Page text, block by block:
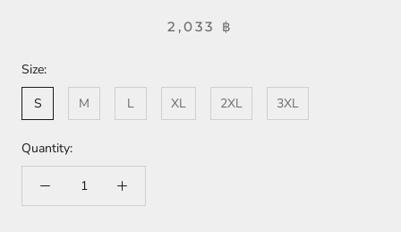
2,033 ฿
Size:
S
M L XL 2XL 3XL
Quantity: